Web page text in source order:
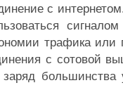
с
сигналом
трафика или
с сотовой
большинства